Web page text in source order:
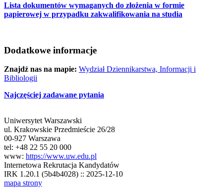
Lista dokumentów wymaganych do złożenia w formie
papierowej w przypadku zakwalifikowania na studia
Dodatkowe informacje
Znajdź nas na mapie: Wydział Dziennikarstwa, Informacji i
Bibliologii
Najczęściej zadawane pytania
Uniwersytet Warszawski
ul. Krakowskie Przedmieście 26/28
00-927 Warszawa
tel: +48 22 55 20 000
www: https://www.uw.edu.pl
Internetowa Rekrutacja Kandydatów
IRK 1.20.1 (5b4b4028) :: 2025-12-10
mapa strony